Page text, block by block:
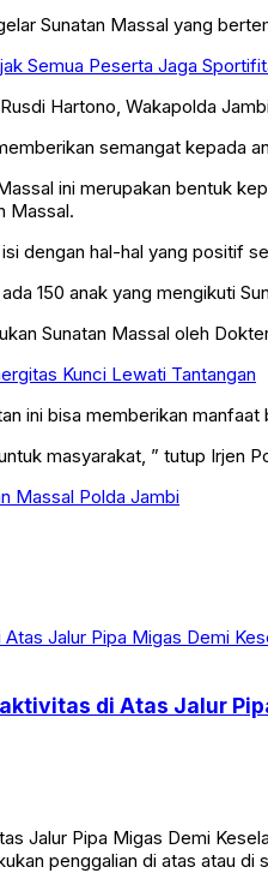
Sunatan Massal yang
Semua Peserta Jaga
Hartono, Wakapolda
semangat kepada
ini merupakan bentuk
Massal.
dengan hal-hal yang positif
150 anak yang mengikuti
Sunatan Massal oleh
Kunci Lewati Tantangan
ini bisa memberikan
masyarakat, ” tutup Irjen
Massal Polda Jambi
di Atas Jalur
Jalur Pipa Migas Demi
penggalian di atas atau